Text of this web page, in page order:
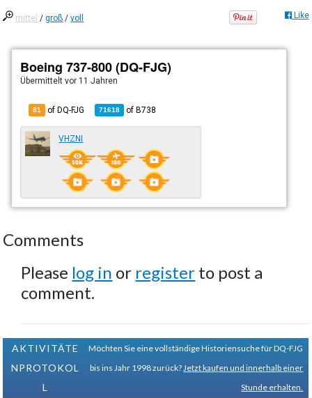
mittel /groß /voll Like
Boeing 737-800 (DQ-FJG)
Übermitteltvor 11 Jahren
81 of DQ-FJG 71618 ofB738
VHZNI
Comments
Please log in or register to post a
comment.
AKTIVITÄTE
NPROTOKOL
L
Möchten Sie eine vollständige Historiensuche für DQ-FJG
bis ins Jahr 1998 zurück? Jetzt kaufen und innerhalb einer
Stunde erhalten.